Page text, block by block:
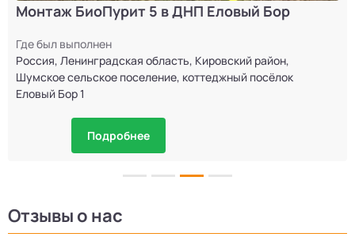
Монтаж БиоПурит 5 в ДНП Еловый Бор
Где был выполнен
Россия, Ленинградская область, Кировский район,
Шумское сельское поселение, коттеджный посёлок
Еловый Бор 1
Подробнее
Отзывы о нас